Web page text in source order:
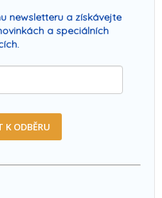
newsletteru a získávejte
a speciálních
K ODBĚRU